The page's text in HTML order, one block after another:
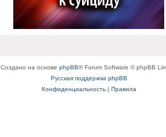
Создано на основе phpBB® Forum Software © phpBB
Русская поддержка phpBB
Конфиденциальность| Правила